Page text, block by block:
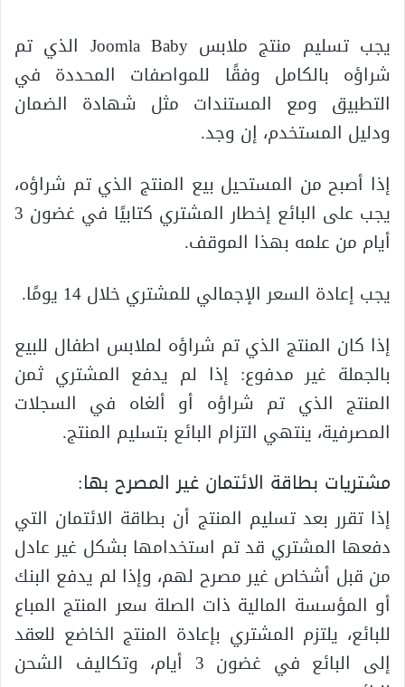
يجب تسليم منتج ملابس Joomla Baby الذي تم
شراؤه بالكامل وفقًا للمواصفات المحددة في
التطبيق ومع المستندات مثل شهادة الضمان
ودليل المستخدم، إن وجد.
إذا أصبح من المستحيل بيع المنتج الذي تم شراؤه،
يجب على البائع إخطار المشتري كتابيًا في غضون 3
أيام من علمه بهذا الموقف.
يجب إعادة السعر الإجمالي للمشتري خلال 14 يومًا.
إذا كان المنتج الذي تم شراؤه لملابس اطفال للبيع
بالجملة غير مدفوع: إذا لم يدفع المشتري ثمن
المنتج الذي تم شراؤه أو ألغاه في السجلات
المصرفية، ينتهي التزام البائع بتسليم المنتج.
مشتريات بطاقة الائتمان غير المصرح بها:
إذا تقرر بعد تسليم المنتج أن بطاقة الائتمان التي
دفعها المشتري قد تم استخدامها بشكل غير عادل
من قبل أشخاص غير مصرح لهم، وإذا لم يدفع البنك
أو المؤسسة المالية ذات الصلة سعر المنتج المباع
للبائع، يلتزم المشتري بإعادة المنتج الخاضع للعقد
إلى البائع في غضون 3 أيام، وتكاليف الشحن